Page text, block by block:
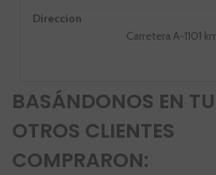
Direccion
Carretera A-1101
BASÁNDONOS EN
OTROS CLIENTES
COMPRARON: